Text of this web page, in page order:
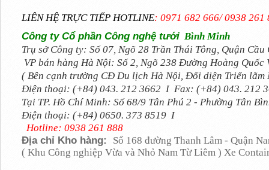
LIÊN HỆ TRỰC TIẾP HOTLINE: 0971 682 666/ 0938 261
Công ty Cổ phần Công nghệ tưới Bình Minh
Trụ sở Công ty: Số 07, Ngõ 28 Trần Thái Tông, Quận
VP bán hàng Hà Nội: Số 2, Ngõ 238 Đường Hoàng Quốc
( Bên cạnh trường CĐ Du lịch Hà Nội, Đối diện Triển lãm
Điện thoại: (+84) 043. 212 3662 I Fax: (+84) 043. 212
Tại TP. Hồ Chí Minh: Số 68/9 Tân Phú 2 - Phường Tân
Điện thoại: (+84) 0650. 373 8519 I
Hotline: 0938 261 888
Địa chỉ Kho hàng: Số 168 đường Thanh Lâm - Quận
( Khu Công nghiệp Vừa và Nhỏ Nam Từ Liêm ) Xe